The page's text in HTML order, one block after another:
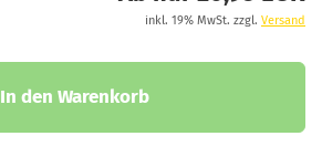
inkl. 19% MwSt. zzgl. Versand
In den Warenkorb